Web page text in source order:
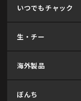
いつでもチャック
生・チー
海外製品
ぼんち